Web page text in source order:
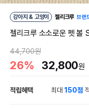
강아지 & 고양이 젤리크루 브랜
젤리크루 소소로운 펫 볼
44,700원
26% 32,800원
적립혜택 최대150점